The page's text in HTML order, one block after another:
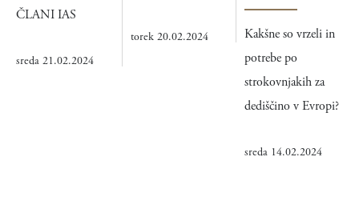
ČLANI IAS
sreda 21.02.2024
torek 20.02.2024
Kakšne so vrzeli in
potrebe po
strokovnjakih za
dediščino v Evropi?
sreda 14.02.2024